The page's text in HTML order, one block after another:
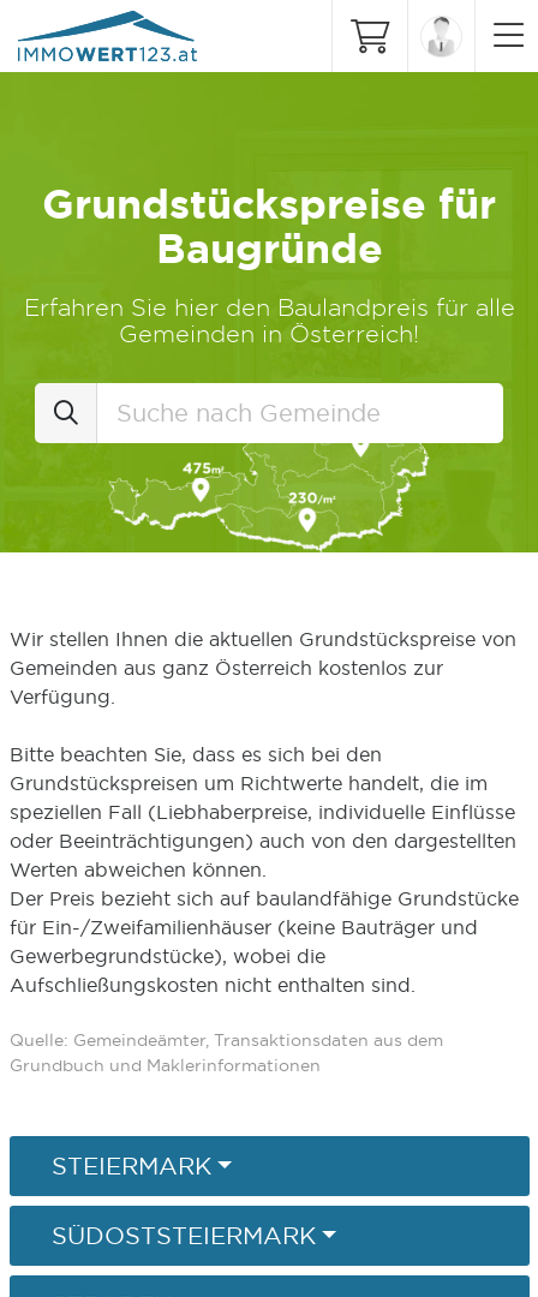
Grundstückspreise für
Baugründe
Erfahren Sie hier den Baulandpreis für alle
Gemeinden in Österreich!
Wir stellen Ihnen die aktuellen Grundstückspreise von
Gemeinden aus ganz Österreich kostenlos zur
Verfügung.
Bitte beachten Sie, dass es sich bei den
Grundstückspreisen um Richtwerte handelt, die im
speziellen Fall (Liebhaberpreise, individuelle Einflüsse
oder Beeinträchtigungen) auch von den dargestellten
Werten abweichen können.
Der Preis bezieht sich auf baulandfähige Grundstücke
für Ein-/Zweifamilienhäuser (keine Bauträger und
Gewerbegrundstücke), wobei die
Aufschließungskosten nicht enthalten sind.
Quelle: Gemeindeämter, Transaktionsdaten aus dem
Grundbuch und Maklerinformationen
STEIERMARK
SÜDOSTSTEIERMARK